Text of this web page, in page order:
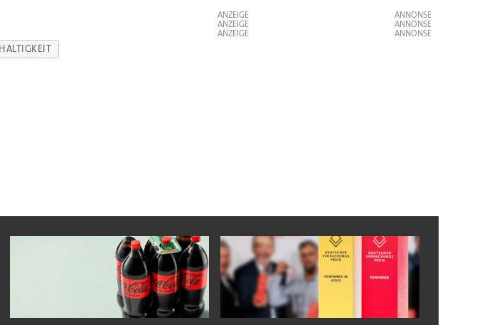
ANZEIGE
ANZEIGE
ANZEIGE